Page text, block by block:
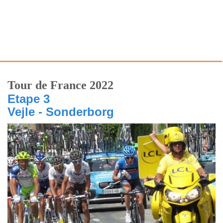
Tour de France 2022
Etape 3
Vejle - Sonderborg